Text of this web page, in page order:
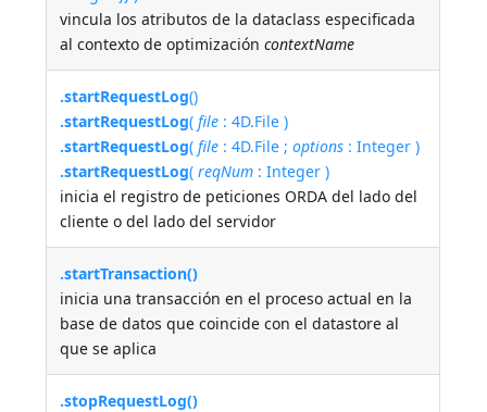
vincula los atributos de la dataclass especificada
al contexto de optimizacióncontextName
.startRequestLog()
.startRequestLog(file : 4D.File )
.startRequestLog(file : 4D.File ;options : Integer )
.startRequestLog(reqNum : Integer )
inicia el registro de peticiones ORDA del lado del
cliente o del lado del servidor
.startTransaction()
inicia una transacción en el proceso actual en la
base de datos que coincide con el datastore al
que se aplica
.stopRequestLog()